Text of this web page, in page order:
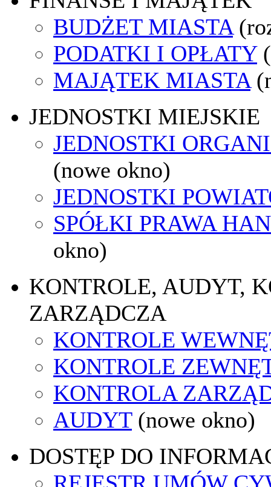
BUDŻET MIASTA
PODATKI I OPŁATY
MAJĄTEK MIASTA
JEDNOSTKI MIEJSKIE
JEDNOSTKI
(nowe okno)
JEDNOSTKI
SPÓŁKI PRAWA
okno)
KONTROLE, AUDYT,
ZARZĄDCZA
KONTROLE
KONTROLE
KONTROLA
AUDYT (nowe okno)
DOSTĘP DO